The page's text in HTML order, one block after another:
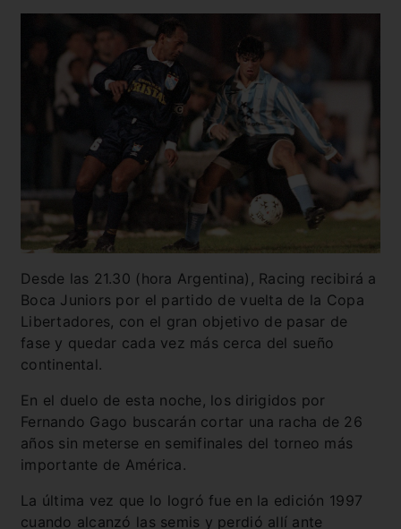
Desde las 21.30 (hora Argentina), Racing recibirá a
Boca Juniors por el partido de vuelta de la Copa
Libertadores, con el gran objetivo de pasar de
fase y quedar cada vez más cerca del sueño
continental.
En el duelo de esta noche, los dirigidos por
Fernando Gago buscarán cortar una racha de 26
años sin meterse en semifinales del torneo más
importante de América.
La última vez que lo logró fue en la edición 1997
cuando alcanzó las semis y perdió allí ante